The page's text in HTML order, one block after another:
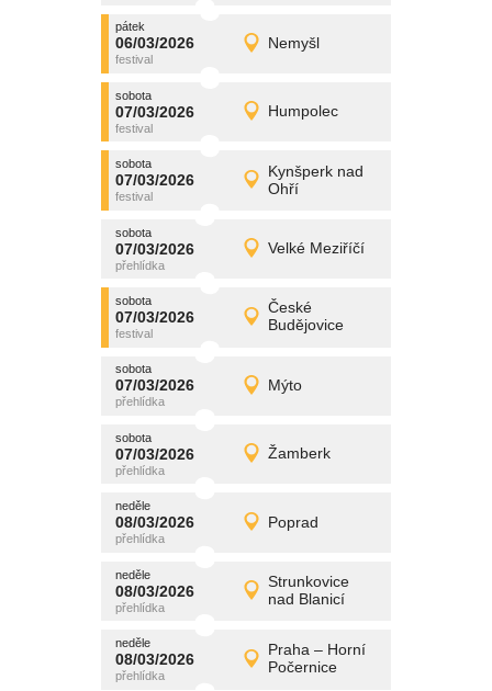
pátek
06/03/2026 Nemyšl
pátek
06/03/2026 Detail
promítání
sobota
07/03/2026 Humpolec
sobota
07/03/2026 Detail
promítání
sobota
07/03/2026
Kynšperk nad
Ohří
sobota
07/03/2026 Detail
promítání
sobota
07/03/2026 Velké Meziříčí
sobota
07/03/2026 Detail
promítání
sobota
07/03/2026
České
Budějovice
sobota
07/03/2026 Detail
promítání
sobota
07/03/2026 Mýto
sobota
07/03/2026 Detail
promítání
sobota
07/03/2026 Žamberk
sobota
07/03/2026 Detail
promítání
neděle
08/03/2026 Poprad
neděle
08/03/2026 Detail
promítání
neděle
08/03/2026
Strunkovice
nad Blanicí
neděle
08/03/2026 Detail
promítání
neděle
08/03/2026
Praha – Horní
Počernice
neděle
08/03/2026 Detail
promítání